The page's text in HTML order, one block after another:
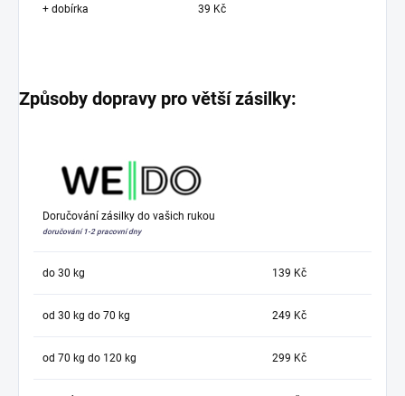
+ dobírka 39 Kč
Způsoby dopravy pro větší zásilky:
Doručování zásilky do vašich rukou
doručování 1-2 pracovní dny
do 30 kg 139 Kč
od 30 kg do 70 kg 249 Kč
od 70 kg do 120 kg 299 Kč